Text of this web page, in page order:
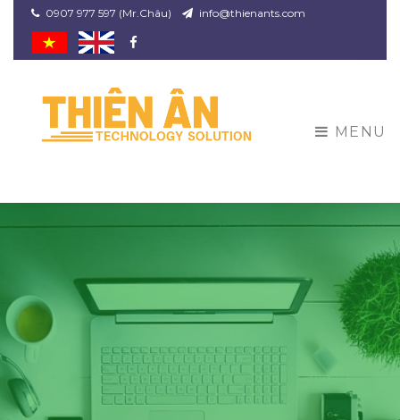
0907 977 597 (Mr.Châu) info@thienants.com
Facebook
MENU